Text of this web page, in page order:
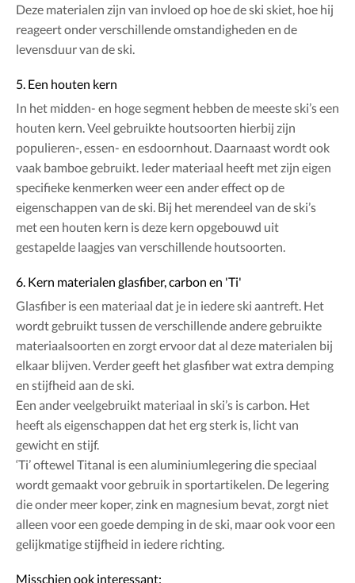
Deze materialen zijn van invloed op hoe de ski skiet, hoe hij
reageert onder verschillende omstandigheden en de
levensduur van de ski.
5. Een houten kern
In het midden- en hoge segment hebben de meeste ski’s een
houten kern. Veel gebruikte houtsoorten hierbij zijn
populieren-, essen- en esdoornhout. Daarnaast wordt ook
vaak bamboe gebruikt. Ieder materiaal heeft met zijn eigen
specifieke kenmerken weer een ander effect op de
eigenschappen van de ski. Bij het merendeel van de ski’s
met een houten kern is deze kern opgebouwd uit
gestapelde laagjes van verschillende houtsoorten.
6. Kern materialen glasfiber, carbon en 'Ti'
Glasfiber is een materiaal dat je in iedere ski aantreft. Het
wordt gebruikt tussen de verschillende andere gebruikte
materiaalsoorten en zorgt ervoor dat al deze materialen bij
elkaar blijven. Verder geeft het glasfiber wat extra demping
en stijfheid aan de ski.
Een ander veelgebruikt materiaal in ski’s is carbon. Het
heeft als eigenschappen dat het erg sterk is, licht van
gewicht en stijf.
‘Ti’ oftewel Titanal is een aluminiumlegering die speciaal
wordt gemaakt voor gebruik in sportartikelen. De legering
die onder meer koper, zink en magnesium bevat, zorgt niet
alleen voor een goede demping in de ski, maar ook voor een
gelijkmatige stijfheid in iedere richting.
Misschien ook interessant: